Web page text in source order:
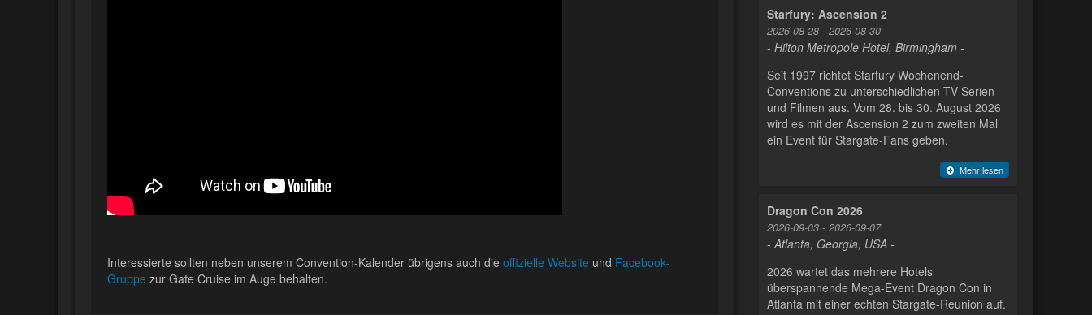
Interessierte sollten neben unserem Convention-Kalender übrigens auch die offizielle Website und Facebook-
Gruppe zur Gate Cruise im Auge behalten.
Starfury: Ascension 2
2026-08-28 - 2026-08-30
- Hilton Metropole Hotel, Birmingham -
Seit 1997 richtet Starfury Wochenend-
Conventions zu unterschiedlichen TV-Serien
und Filmen aus. Vom 28. bis 30. August 2026
wird es mit der Ascension 2 zum zweiten Mal
ein Event für Stargate-Fans geben.
Mehr lesen
Dragon Con 2026
2026-09-03 - 2026-09-07
- Atlanta, Georgia, USA -
2026 wartet das mehrere Hotels
überspannende Mega-Event Dragon Con in
Atlanta mit einer echten Stargate-Reunion auf.